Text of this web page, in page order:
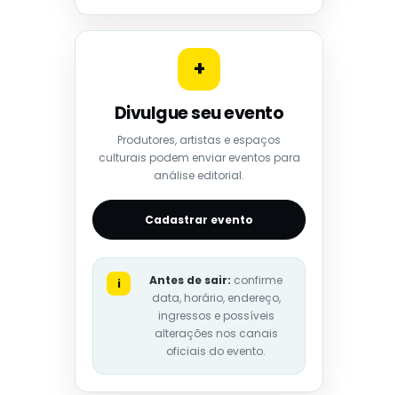
+
Divulgue seu evento
Produtores, artistas e espaços
culturais podem enviar eventos para
análise editorial.
Cadastrar evento
i Antes de sair: confirme
data, horário, endereço,
ingressos e possíveis
alterações nos canais
oficiais do evento.